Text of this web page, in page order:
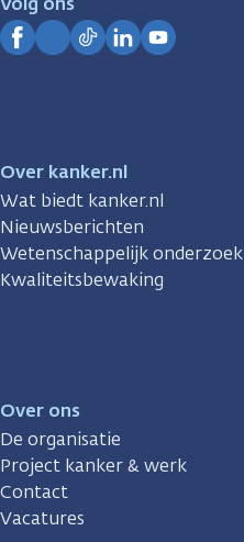
Over kanker.nl
Wat biedt kanker.nl
Nieuwsberichten
Wetenschappelijk onderzoek
Kwaliteitsbewaking
Over ons
De organisatie
Project kanker & werk
Contact
Vacatures